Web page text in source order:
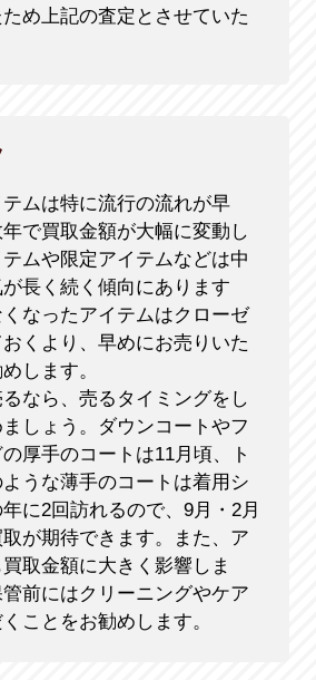
め上記の査定とさせていた
ムは特に流行の流れが早
で買取金額が大幅に変動し
ムや限定アイテムなどは中
長く続く傾向にあります
なったアイテムはクローゼ
くより、早めにお売りいた
します。
なら、売るタイミングをし
しょう。ダウンコートやフ
厚手のコートは11月頃、ト
うな薄手のコートは着用シ
に2回訪れるので、9月・2月
が期待できます。また、ア
取金額に大きく影響しま
前にはクリーニングやケア
ことをお勧めします。